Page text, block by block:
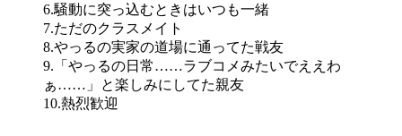
6.騒動に突っ込むときはいつも一緒
7.ただのクラスメイト
8.やっるの実家の道場に通ってた戦友
9.「やっるの日常……ラブコメみたいでええわ
ぁ……」と楽しみにしてた親友
10.熱烈歓迎